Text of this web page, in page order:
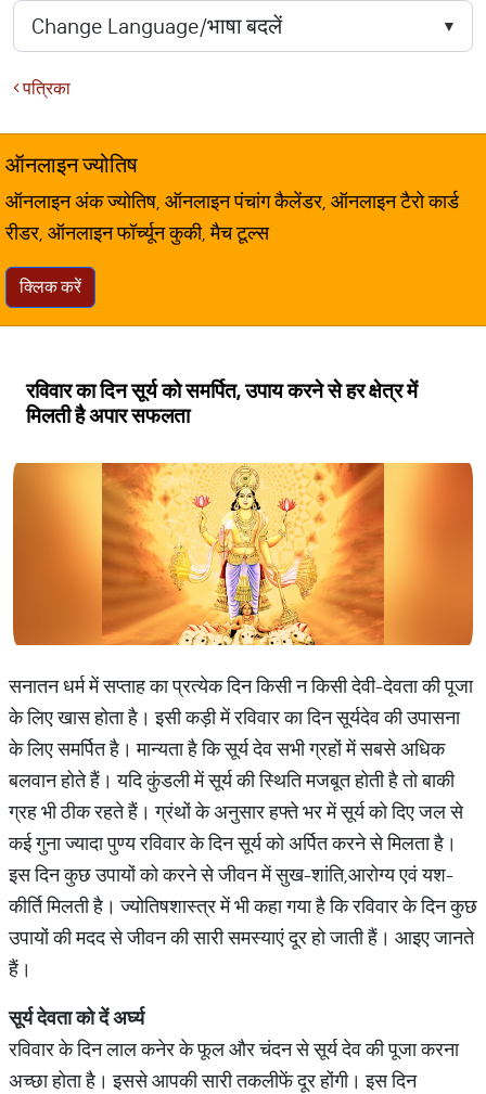
पत्रिका
ऑनलाइन ज्योतिष
ऑनलाइन अंक ज्योतिष, ऑनलाइन पंचांग कैलेंडर, ऑनलाइन टैरो कार्ड
रीडर, ऑनलाइन फॉर्च्यून कुकी, मैच टूल्स
क्लिक करें
रविवार का दिन सूर्य को समर्पित, उपाय करने से हर क्षेत्र में
मिलती है अपार सफलता
सनातन धर्म में सप्ताह का प्रत्येक दिन किसी न किसी देवी-देवता की पूजा
के लिए खास होता है। इसी कड़ी में रविवार का दिन सूर्यदेव की उपासना
के लिए समर्पित है। मान्यता है कि सूर्य देव सभी ग्रहों में सबसे अधिक
बलवान होते हैं। यदि कुंडली में सूर्य की स्थिति मजबूत होती है तो बाकी
ग्रह भी ठीक रहते हैं। ग्रंथों के अनुसार हफ्ते भर में सूर्य को दिए जल से
कई गुना ज्यादा पुण्य रविवार के दिन सूर्य को अर्पित करने से मिलता है।
इस दिन कुछ उपायों को करने से जीवन में सुख-शांति,आरोग्य एवं यश-
कीर्ति मिलती है। ज्योतिषशास्त्र में भी कहा गया है कि रविवार के दिन कुछ
उपायों की मदद से जीवन की सारी समस्याएं दूर हो जाती हैं। आइए जानते
हैं।
सूर्यदेवताकोदेंअर्घ्य
रविवार के दिन लाल कनेर के फूल और चंदन से सूर्य देव की पूजा करना
अच्छा होता है। इससे आपकी सारी तकलीफें दूर होंगी। इस दिन